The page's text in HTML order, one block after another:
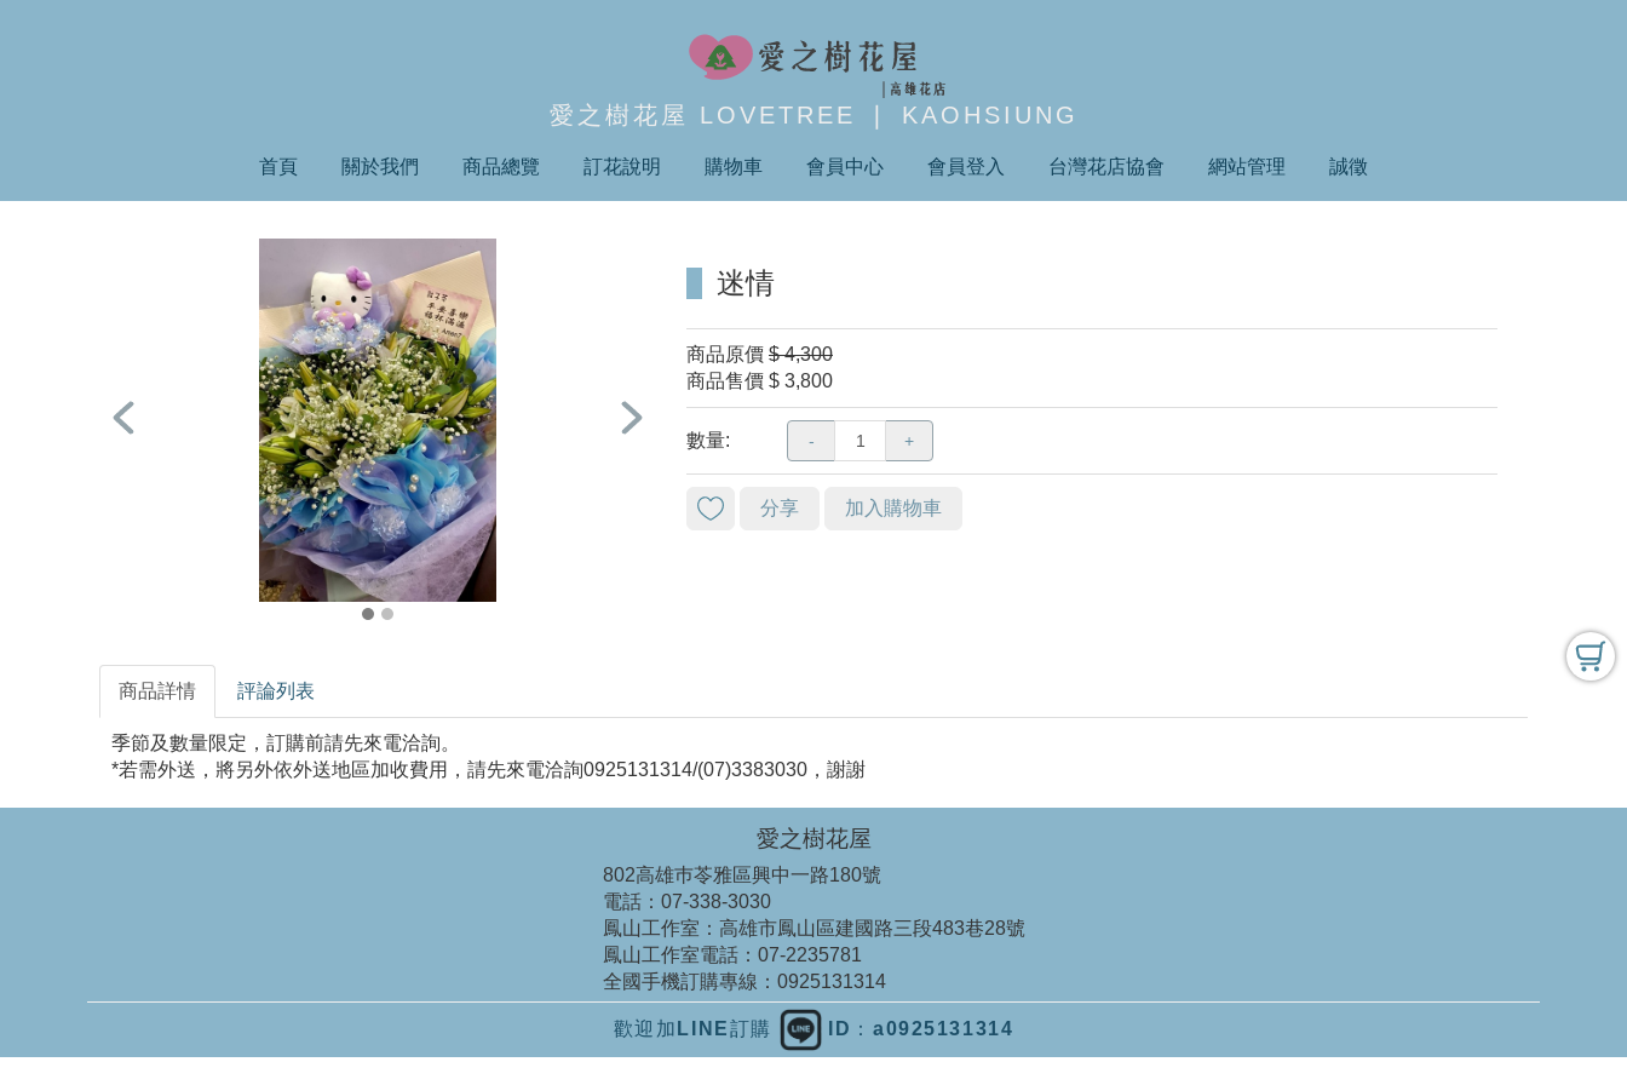
愛之樹花屋 LOVETREE ❘ KAOHSIUNG
首頁 關於我們 商品總覽 訂花說明 購物車 會員中心 會員登入 台灣花店協會 網站管理 誠徵
迷情
商品原價 $ 4,300
商品售價 $ 3,800
數量: - +
分享 加入購物車
商品詳情 評論列表
季節及數量限定，訂購前請先來電洽詢。
*若需外送，將另外依外送地區加收費用，請先來電洽詢0925131314/(07)3383030，謝謝
愛之樹花屋
802高雄巿苓雅區興中一路180號
電話： 07-338-3030
鳳山工作室： 高雄市鳳山區建國路三段483巷28號
鳳山工作室電話： 07-2235781
全國手機訂購專線： 0925131314
歡迎加LINE訂購 ID：a0925131314